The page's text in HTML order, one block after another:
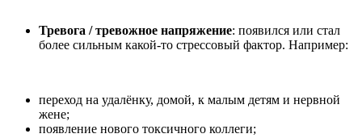
Тревога / тревожное напряжение: появился или стал
более сильным какой-то стрессовый фактор. Например:
переход на удалёнку, домой, к малым детям и нервной
жене;
появление нового токсичного коллеги;